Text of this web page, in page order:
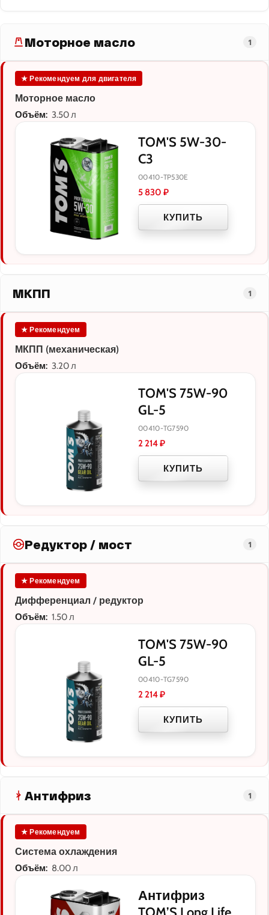
Моторное масло 1
★ Рекомендуем для двигателя
Моторное масло
Объём: 3.50 л
TOM'S 5W-30-
C3
00410-TP530E
5 830 ₽
КУПИТЬ
МКПП 1
★ Рекомендуем
МКПП (механическая)
Объём: 3.20 л
TOM'S 75W-90
GL-5
00410-TG7590
2 214₽
КУПИТЬ
Редуктор / мост 1
★ Рекомендуем
Дифференциал / редуктор
Объём: 1.50 л
TOM'S 75W-90
GL-5
00410-TG7590
2 214₽
КУПИТЬ
Антифриз 1
★ Рекомендуем
Система охлаждения
Объём: 8.00 л
Антифриз